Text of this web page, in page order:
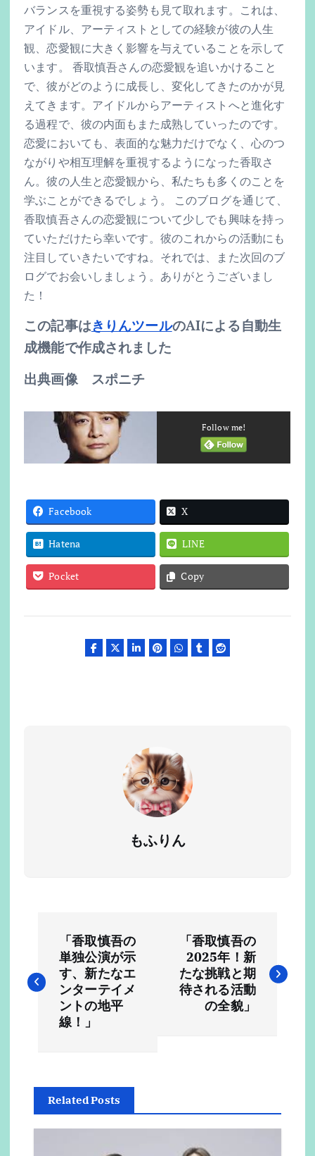
バランスを重視する姿勢も見て取れます。これは、
アイドル、アーティストとしての経験が彼の人生
観、恋愛観に大きく影響を与えていることを示して
います。 香取慎吾さんの恋愛観を追いかけること
で、彼がどのように成長し、変化してきたのかが見
えてきます。アイドルからアーティストへと進化す
る過程で、彼の内面もまた成熟していったのです。
恋愛においても、表面的な魅力だけでなく、心のつ
ながりや相互理解を重視するようになった香取さ
ん。彼の人生と恋愛観から、私たちも多くのことを
学ぶことができるでしょう。 このブログを通じて、
香取慎吾さんの恋愛観について少しでも興味を持っ
ていただけたら幸いです。彼のこれからの活動にも
注目していきたいですね。それでは、また次回のブ
ログでお会いしましょう。ありがとうございまし
た！
この記事はきりんツールのAIによる自動生
成機能で作成されました
出典画像 スポニチ
Follow me!
Facebook X
Hatena LINE
Pocket Copy
もふりん
稿
ナ
ー
シ
「香取慎吾の
単独公演が示
す、新たなエ
ンターテイメ
ントの地平
線！」
「香取慎吾の
2025年！新
たな挑戦と期
待される活動
の全貌」
Related Posts